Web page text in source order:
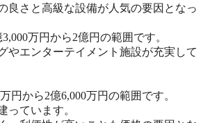
良さと高級な設備が人気の要因となっ
万円から2億円の範囲です。
やエンターテイメント施設が充実して
円から2億6,000万円の範囲です。
っています。